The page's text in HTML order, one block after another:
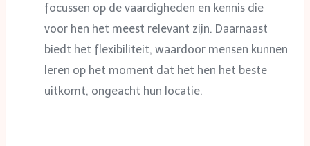
focussen op de vaardigheden en kennis die
voor hen het meest relevant zijn. Daarnaast
biedt het flexibiliteit, waardoor mensen kunnen
leren op het moment dat het hen het beste
uitkomt, ongeacht hun locatie.